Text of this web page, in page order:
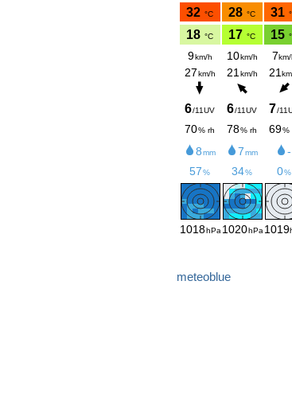
meteoblue